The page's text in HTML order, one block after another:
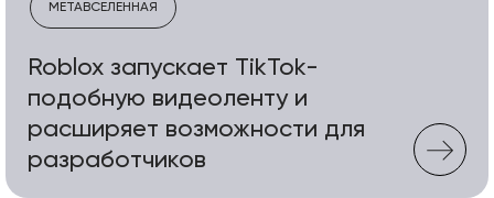
МЕТАВСЕЛЕННАЯ
Roblox запускает TikTok-
подобную видеоленту и
расширяет возможности для
разработчиков